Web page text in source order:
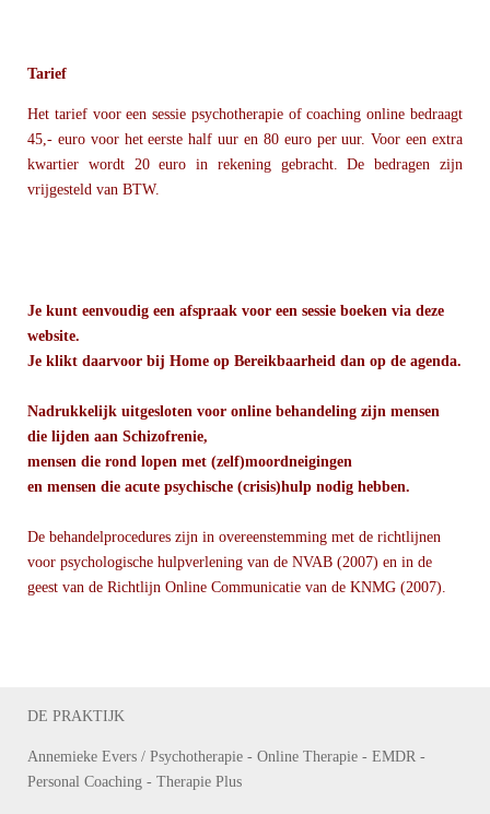
Tarief
Het tarief voor een sessie psychotherapie of coaching online bedraagt
45,- euro voor het eerste half uur en 80 euro per uur. Voor een extra
kwartier wordt 20 euro in rekening gebracht. De bedragen zijn
vrijgesteld van BTW.
Je kunt eenvoudig een afspraak voor een sessie boeken via deze
website.
Je klikt daarvoor bij Home op Bereikbaarheid dan op de agenda.
Nadrukkelijk uitgesloten voor online behandeling zijn mensen
die lijden aan Schizofrenie,
mensen die rond lopen met (zelf)moordneigingen
en mensen die acute psychische (crisis)hulp nodig hebben.
De behandelprocedures zijn in overeenstemming met de richtlijnen
voor psychologische hulpverlening van de NVAB (2007) en in de
geest van de Richtlijn Online Communicatie van de KNMG (2007).
DE PRAKTIJK
Annemieke Evers / Psychotherapie - Online Therapie - EMDR -
Personal Coaching - Therapie Plus